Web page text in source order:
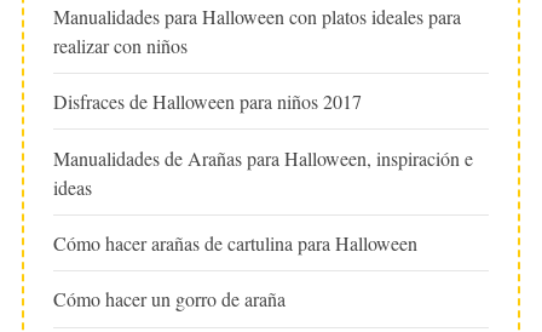
Manualidades para Halloween con platos ideales para
realizar con niños
Disfraces de Halloween para niños 2017
Manualidades de Arañas para Halloween, inspiración e
ideas
Cómo hacer arañas de cartulina para Halloween
Cómo hacer un gorro de araña